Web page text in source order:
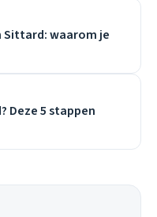
Sittard: waarom je
Deze 5 stappen